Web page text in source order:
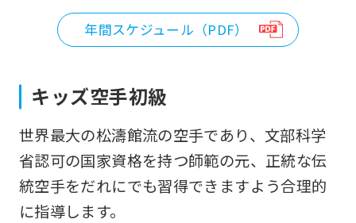
年間スケジュール（PDF）
キッズ空手初級
世界最大の松濤館流の空手であり、文部科学
省認可の国家資格を持つ師範の元、正統な伝
統空手をだれにでも習得できますよう合理的
に指導します。
translation)
to
top
page.
However,